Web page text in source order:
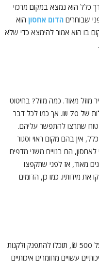
כלל הוא נמצא במקום מרכזי
שבוחרים הדום אחסון הוא
בו הוא אמור להימצא כדי שלא
מוזל מאוד. כמה מוזל? בחיטוט
קצר באינטרנט תוכלו למצוא הדומים בעלות של 70 ₪. אך כמו לכל דבר
שתרצו להתפשר עליהם.
אין בהם מקום ראוי וסגור
הם בנויים משני מדפים
מאוד, אז לפני שתקפצו
מידותיו. כמו כן, הדומים
אם התקציב שלכם לרכישת הדום עולה על 500 ₪, תוכלו להתפנק ולקנות
עשויים מחומרים איכותיים